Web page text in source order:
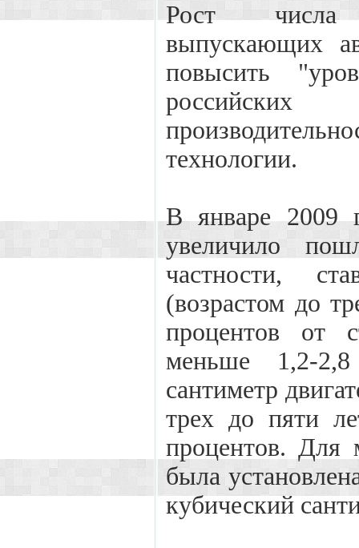
Рост числа
выпускающих
повысить
российских
технологии.
В январе 2009
увеличило
частности,
(возрастом до
процентов от
меньше 1,2-
сантиметр
трех до пяти
процентов. Для
была
кубический